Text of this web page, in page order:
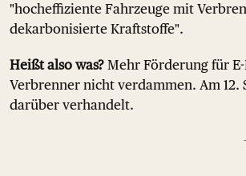
"hocheffiziente Fahrzeuge mit
dekarbonisierte Kraftstoffe".
Heißt also was? Mehr Förderung für
Verbrenner nicht verdammen. Am 12.
darüber verhandelt.